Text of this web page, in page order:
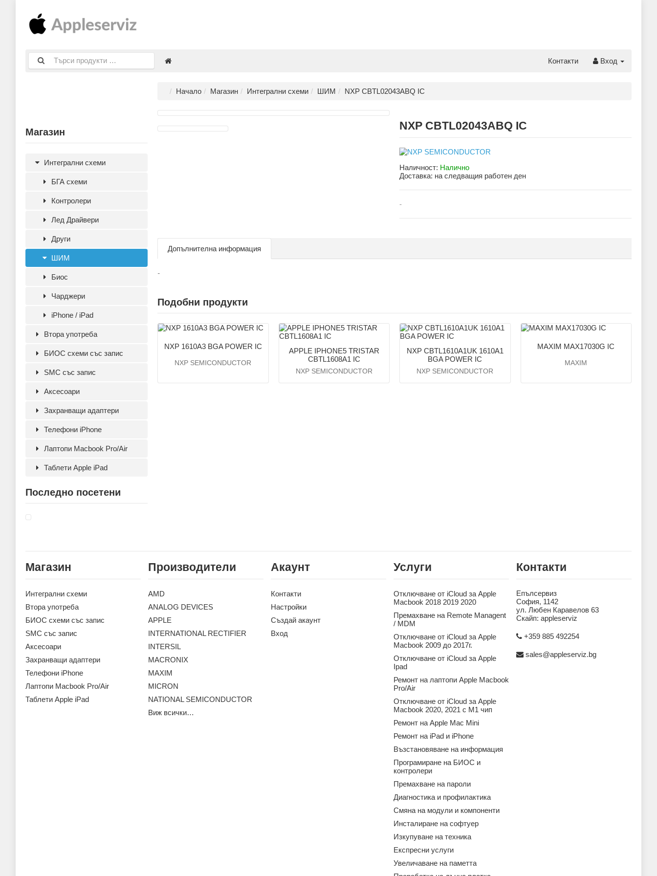
Контакти Вход
Магазин
Интегрални схеми
БГА схеми
Контролери
Лед Драйвери
Други
ШИМ
Биос
Чарджери
iPhone / iPad
Втора употреба
БИОС схеми със запис
SMC със запис
Аксесoари
Захранващи адаптери
Телефони iPhone
Лаптопи Macbook Pro/Air
Таблети Apple iPad
Последно посетени
Начало Магазин Интегрални схеми ШИМ NXP CBTL02043ABQ IC
NXP CBTL02043ABQ IC
Наличност: Налично
Доставка: на следващия работен ден
-
Допълнителна информация
-
Подобни продукти
NXP 1610A3 BGA POWER IC
NXP SEMICONDUCTOR
APPLE IPHONE5 TRISTAR
CBTL1608A1 IC
NXP SEMICONDUCTOR
NXP CBTL1610A1UK 1610A1
BGA POWER IC
NXP SEMICONDUCTOR
MAXIM MAX17030G IC
MAXIM
Магазин
Интегрални схеми
Втора употреба
БИОС схеми със запис
SMC със запис
Аксесoари
Захранващи адаптери
Телефони iPhone
Лаптопи Macbook Pro/Air
Таблети Apple iPad
Производители
AMD
ANALOG DEVICES
APPLE
INTERNATIONAL RECTIFIER
INTERSIL
MACRONIX
MAXIM
MICRON
NATIONAL SEMICONDUCTOR
Виж всички…
Акаунт
Контакти
Настройки
Създай акаунт
Вход
Услуги
Отключване от iCloud за Apple
Macbook 2018 2019 2020
Премахване на Remote Managent
/ MDM
Отключване от iCloud за Apple
Macbook 2009 до 2017г.
Отключване от iCloud за Apple
Ipad
Ремонт на лаптопи Apple Macbook
Pro/Air
Отключване от iCloud за Apple
Macbook 2020, 2021 с M1 чип
Ремонт на Apple Mac Mini
Ремонт на iPad и iPhone
Възстановяване на информация
Програмиране на БИОС и
контролери
Премахване на пароли
Диагностика и профилактика
Смяна на модули и компоненти
Инсталиране на софтуер
Изкупуване на техника
Експресни услуги
Увеличаване на паметта
Контакти
Епълсервиз
София, 1142
ул. Любен Каравелов 63
Скайп: appleserviz
+359 885 492254
sales@appleserviz.bg